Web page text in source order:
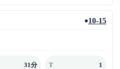
●10-15
31分 T 1